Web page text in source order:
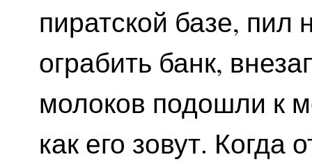
пиратской базе, пил
ограбить банк,
молоков подошли к
как его зовут. Когда